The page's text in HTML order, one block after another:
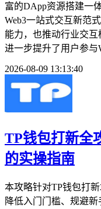
富的DApp资源搭建一
Web3一站式交互新范
能力，也推动行业交互
进一步提升了用户参与
2026-08-09 13:13:40
TP钱包打新全
的实操指南
本攻略针对TP钱包打
降低入门门槛、规避